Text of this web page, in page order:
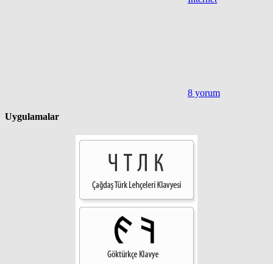
8 yorum
Uygulamalar